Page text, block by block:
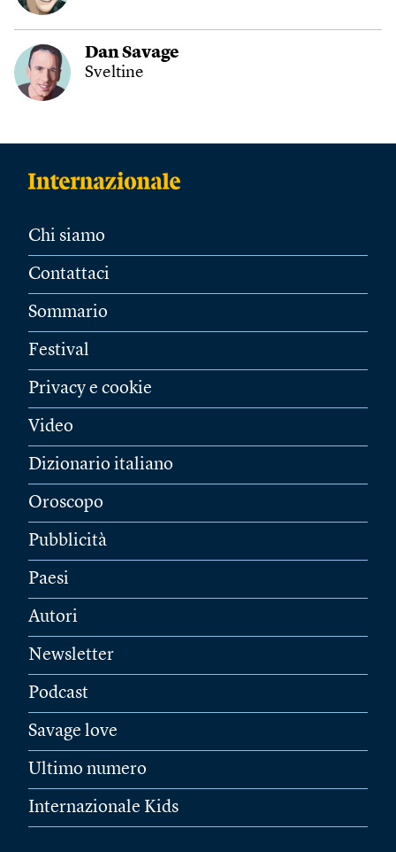
Dan Savage
Sveltine
Chi siamo
Contattaci
Sommario
Festival
Privacy e cookie
Video
Dizionario italiano
Oroscopo
Pubblicità
Paesi
Autori
Newsletter
Podcast
Savage love
Ultimo numero
Internazionale Kids